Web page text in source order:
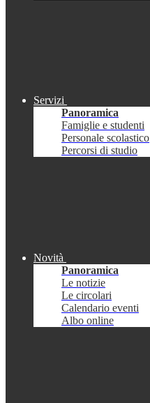
Servizi
Panoramica
Famiglie e studenti
Personale scolastico
Percorsi di studio
Novità
Panoramica
Le notizie
Le circolari
Calendario eventi
Albo online